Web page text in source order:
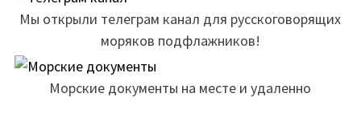
Мы открыли телеграм канал для русскоговорящих
моряков подфлажников!
Морские документы на месте и удаленно